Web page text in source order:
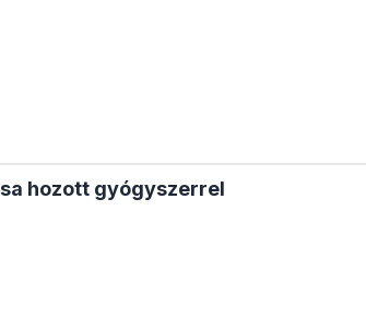
hozott gyógyszerrel